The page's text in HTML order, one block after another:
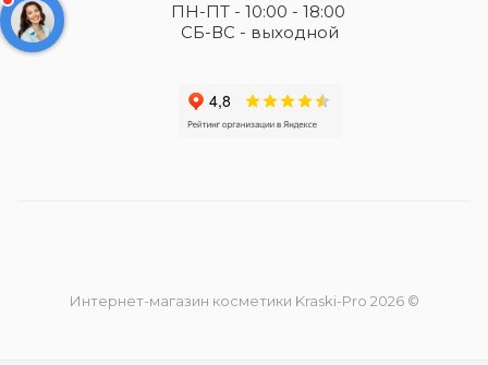
ПН-ПТ - 10:00 - 18:00
СБ-ВС - выходной
Интернет-магазин косметики Kraski-Pro 2026 ©